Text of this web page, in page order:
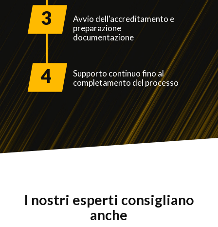
3
Avvio dell'accreditamento e
preparazione
documentazione
4
Supporto continuo fino al
completamento del processo
I nostri esperti consigliano
anche